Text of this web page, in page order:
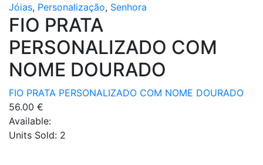
Jóias, Personalização, Senhora
FIO PRATA
PERSONALIZADO COM
NOME DOURADO
FIO PRATA PERSONALIZADO COM NOME DOURADO
56.00 €
Available:
Units Sold: 2